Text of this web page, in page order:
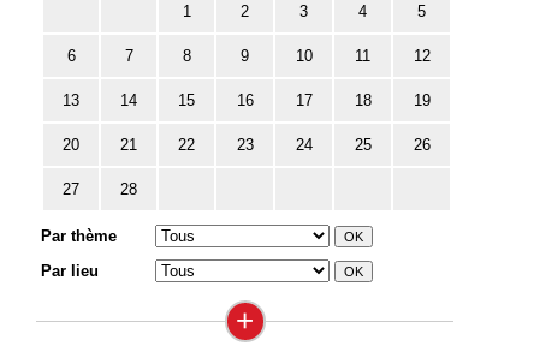
1 2 3 4 5
6 7 8 9 10 11 12
13 14 15 16 17 18 19
20 21 22 23 24 25 26
27 28
Par thème
Par lieu
+